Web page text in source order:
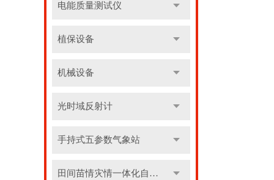
电能质量测试仪
植保设备
机械设备
光时域反射计
手持式五参数气象站
田间苗情灾情一体化自动监测系统